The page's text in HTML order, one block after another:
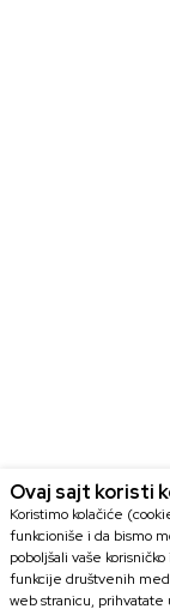
Ovaj sajt koristi
Koristimo kolačiće
funkcioniše i da bismo
poboljšali vaše
funkcije društvenih
web stranicu, prihvatate